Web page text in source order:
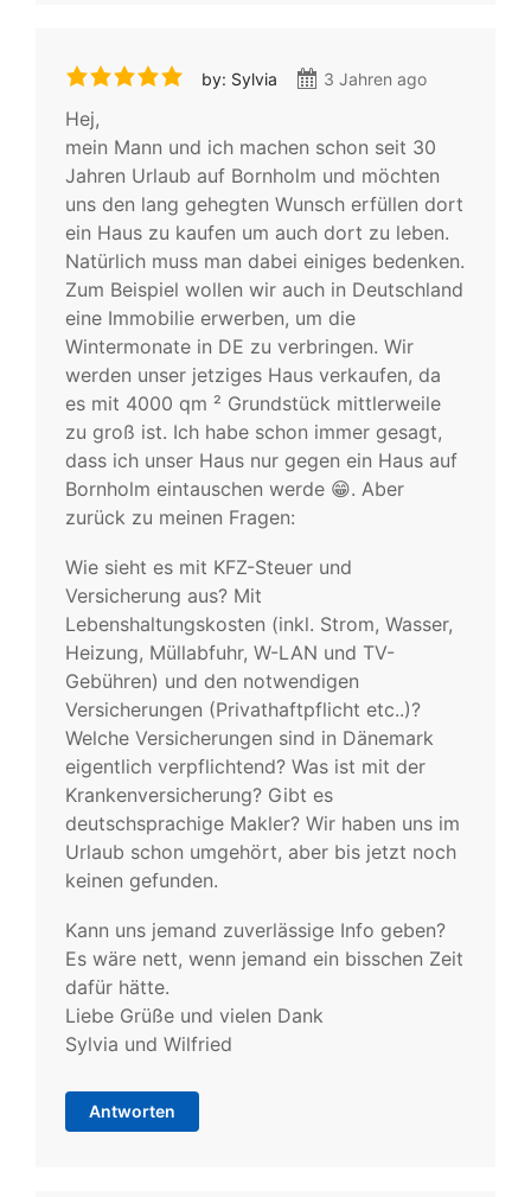
by: Sylvia 3 Jahren ago
Hej,
mein Mann und ich machen schon seit 30
Jahren Urlaub auf Bornholm und möchten
uns den lang gehegten Wunsch erfüllen dort
ein Haus zu kaufen um auch dort zu leben.
Natürlich muss man dabei einiges bedenken.
Zum Beispiel wollen wir auch in Deutschland
eine Immobilie erwerben, um die
Wintermonate in DE zu verbringen. Wir
werden unser jetziges Haus verkaufen, da
es mit 4000 qm ² Grundstück mittlerweile
zu groß ist. Ich habe schon immer gesagt,
dass ich unser Haus nur gegen ein Haus auf
Bornholm eintauschen werde 😁. Aber
zurück zu meinen Fragen:
Wie sieht es mit KFZ-Steuer und
Versicherung aus? Mit
Lebenshaltungskosten (inkl. Strom, Wasser,
Heizung, Müllabfuhr, W-LAN und TV-
Gebühren) und den notwendigen
Versicherungen (Privathaftpflicht etc..)?
Welche Versicherungen sind in Dänemark
eigentlich verpflichtend? Was ist mit der
Krankenversicherung? Gibt es
deutschsprachige Makler? Wir haben uns im
Urlaub schon umgehört, aber bis jetzt noch
keinen gefunden.
Kann uns jemand zuverlässige Info geben?
Es wäre nett, wenn jemand ein bisschen Zeit
dafür hätte.
Liebe Grüße und vielen Dank
Sylvia und Wilfried
Antworten